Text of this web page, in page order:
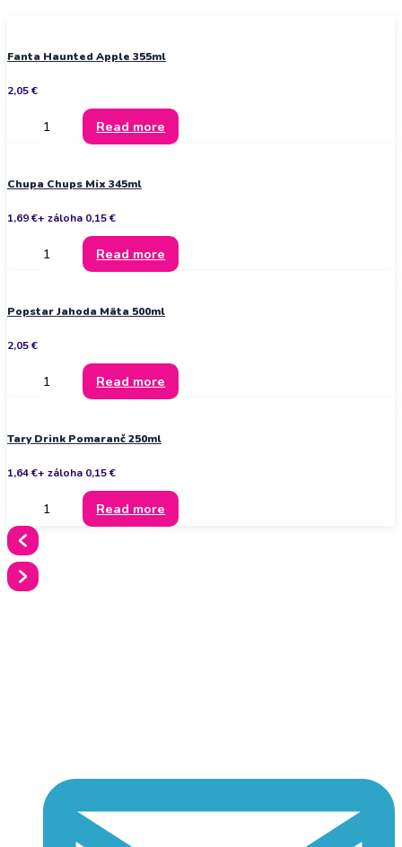
Fanta Haunted Apple 355ml
2,05€
Read more
Chupa Chups Mix 345ml
1,69€+ záloha 0,15€
Read more
Popstar Jahoda Mäta 500ml
2,05€
Read more
Tary Drink Pomaranč 250ml
1,64€+ záloha 0,15€
Read more